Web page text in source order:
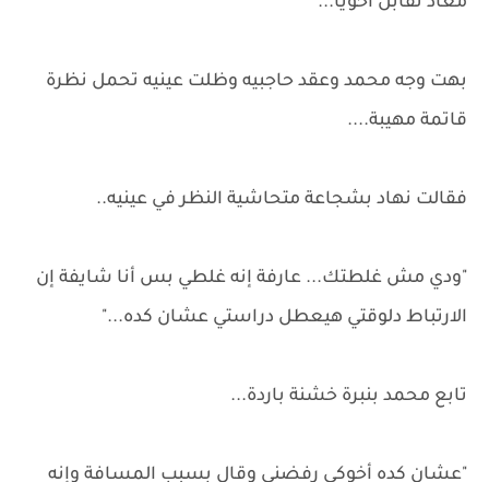
بهت وجه محمد وعقد حاجبيه وظلت عينيه تحمل نظرة
قاتمة مهيبة....
فقالت نهاد بشجاعة متحاشية النظر في عينيه..
"ودي مش غلطتك... عارفة إنه غلطي بس أنا شايفة إن
الارتباط دلوقتي هيعطل دراستي عشان كده..."
تابع محمد بنبرة خشنة باردة...
"عشان كده أخوكي رفضني وقال بسبب المسافة وإنه